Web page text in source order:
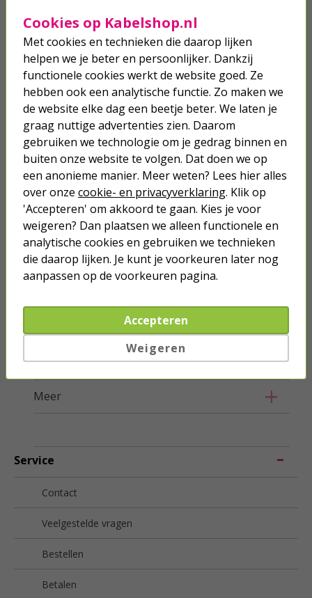
Netwerk
Stroom
Telefoon & Tablet
Verlichting
Hang- en sluitwerk
Buiten
Ongedierte bestrijden
Klussen
Beveiliging
Smart Home
Meer
Service
Contact
Veelgestelde vragen
Bestellen
Betalen
Cookies op Kabelshop.nl
Met cookies en technieken die daarop lijken
helpen we je beter en persoonlijker. Dankzij
functionele cookies werkt de website goed. Ze
hebben ook een analytische functie. Zo maken we
de website elke dag een beetje beter. We laten je
graag nuttige advertenties zien. Daarom
gebruiken we technologie om je gedrag binnen en
buiten onze website te volgen. Dat doen we op
een anonieme manier. Meer weten? Lees hier alles
over onze cookie- en privacyverklaring. Klik op
'Accepteren' om akkoord te gaan. Kies je voor
weigeren? Dan plaatsen we alleen functionele en
analytische cookies en gebruiken we technieken
die daarop lijken. Je kunt je voorkeuren later nog
aanpassen op de voorkeuren pagina.
Accepteren
Weigeren